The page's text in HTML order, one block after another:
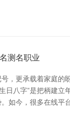
测名职业
，更承载着家庭
日八字”是把柄建
如今，很多在线